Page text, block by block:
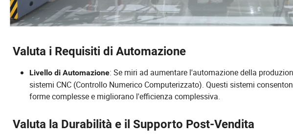
Valuta i Requisiti di Automazione
Livello di Automazione: Se miri ad aumentare l'automazione della
sistemi CNC (Controllo Numerico Computerizzato). Questi sistemi
forme complesse e migliorano l'efficienza complessiva.
Valuta la Durabilità e il Supporto Post-Vendita